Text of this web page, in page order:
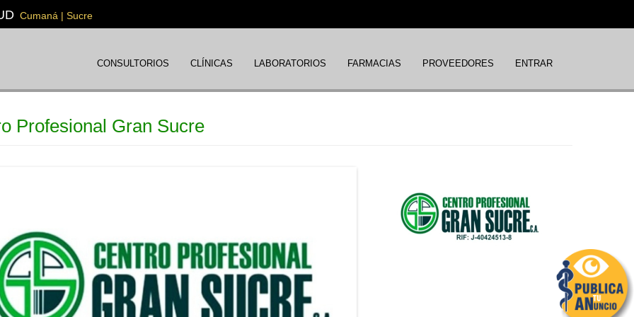
Cumaná | Sucre
CONSULTORIOS CLÍNICAS LABORATORIOS FARMACIAS PROVEEDORES ENTRAR
Profesional Gran Sucre